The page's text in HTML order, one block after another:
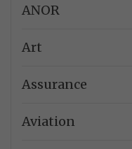
ANOR
Art
Assurance
Aviation